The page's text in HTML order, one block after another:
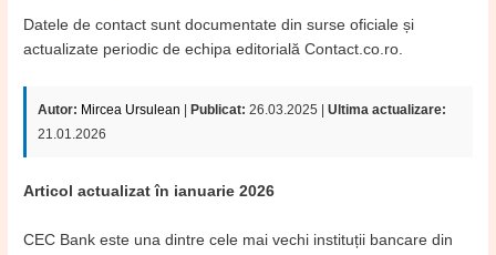
Datele de contact sunt documentate din surse oficiale și
actualizate periodic de echipa editorială Contact.co.ro.
Autor: Mircea Ursulean Publicat: 26.03.2025 |Ultima actualizare:
21.01.2026
Articol actualizat în ianuarie 2026
CEC Bank este una dintre cele mai vechi instituții bancare din